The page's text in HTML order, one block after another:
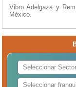
Vibro Adelgaza y
México.